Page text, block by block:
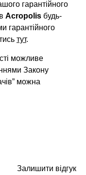
гарантійного
Acropolis будь-
гарантійного
тут.
можливе
Закону
можна
Залишити відгук